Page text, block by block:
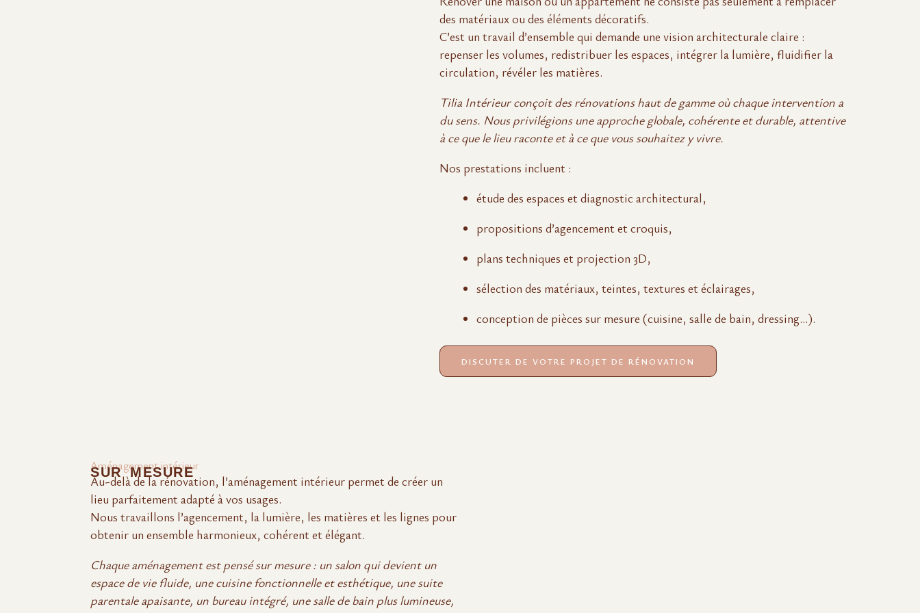
des matériaux ou des éléments décoratifs.
C’est un travail d’ensemble qui demande une vision architecturale claire :
repenser les volumes, redistribuer les espaces, intégrer la lumière, fluidifier la
circulation, révéler les matières.
Tilia Intérieur conçoit des rénovations haut de gamme où chaque intervention a
du sens. Nous privilégions une approche globale, cohérente et durable, attentive
à ce que le lieu raconte et à ce que vous souhaitez y vivre.
Nos prestations incluent :
étude des espaces et diagnostic architectural,
propositions d’agencement et croquis,
plans techniques et projection 3D,
sélection des matériaux, teintes, textures et éclairages,
conception de pièces sur mesure (cuisine, salle de bain, dressing…).
DISCUTER DE VOTRE PROJET DE RÉNOVATION
Aménagement intérieur
SUR MESURE
Au-delà de la rénovation, l’aménagement intérieur permet de créer un
lieu parfaitement adapté à vos usages.
Nous travaillons l’agencement, la lumière, les matières et les lignes pour
obtenir un ensemble harmonieux, cohérent et élégant.
Chaque aménagement est pensé sur mesure : un salon qui devient un
espace de vie fluide, une cuisine fonctionnelle et esthétique, une suite
parentale apaisante, un bureau intégré, une salle de bain plus lumineuse,